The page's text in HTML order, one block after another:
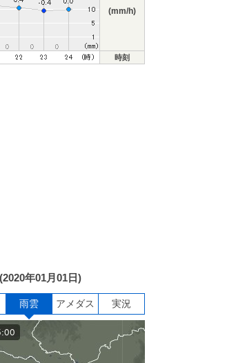
(mm/h)
時刻
(2020年01月01日)
雨雲 アメダス 実況